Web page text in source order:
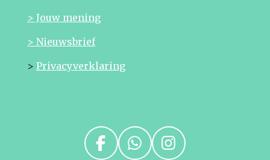
> Jouw mening
> Nieuwsbrief
> Privacyverklaring
F
W
I